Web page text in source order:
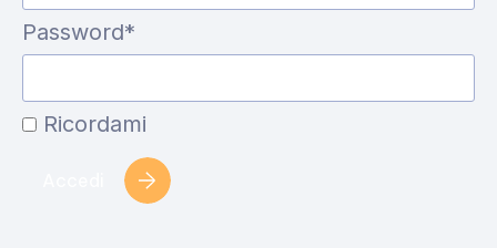
Password*
Ricordami